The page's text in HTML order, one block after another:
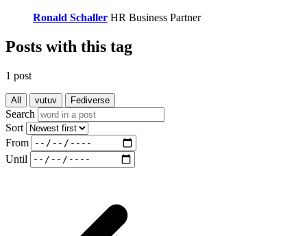
Ronald Schaller HR Business Partner
Posts with this tag
1 post
All vutuv Fediverse
Search
Sort
From
Until